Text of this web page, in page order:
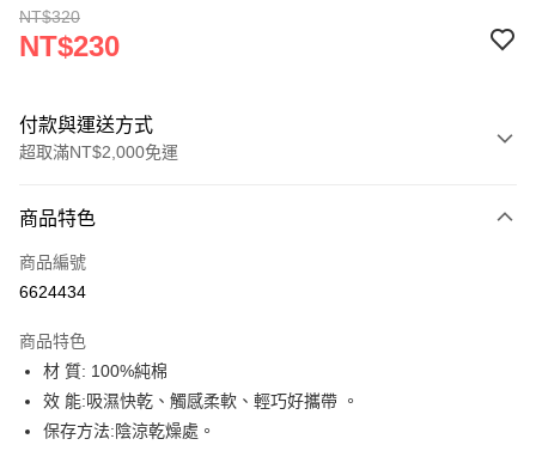
NT$320
NT$230
付款與運送方式
超取滿NT$2,000免運
信用卡一次付款
超商取貨付款
悠遊付
ATM付款
商品特色
商品編號
6624434
商品特色
材 質: 100%純棉
效 能:吸濕快乾、觸感柔軟、輕巧好攜帶 。
保存方法:陰涼乾燥處。